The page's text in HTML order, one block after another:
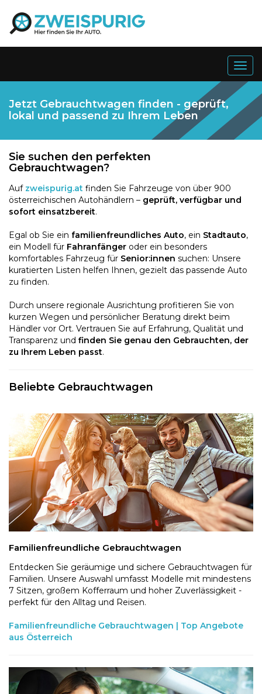
Jetzt Gebrauchtwagen finden - geprüft,
lokal und passend zu Ihrem Leben
Sie suchen den perfekten
Gebrauchtwagen?
Auf zweispurig.at finden Sie Fahrzeuge von über 900
österreichischen Autohändlern – geprüft, verfügbar und
sofort einsatzbereit.
Egal ob Sie ein familienfreundliches Auto, ein Stadtauto,
ein Modell für Fahranfänger oder ein besonders
komfortables Fahrzeug für Senior:innen suchen: Unsere
kuratierten Listen helfen Ihnen, gezielt das passende Auto
zu finden.
Durch unsere regionale Ausrichtung profitieren Sie von
kurzen Wegen und persönlicher Beratung direkt beim
Händler vor Ort. Vertrauen Sie auf Erfahrung, Qualität und
Transparenz und finden Sie genau den Gebrauchten, der
zu Ihrem Leben passt.
Beliebte Gebrauchtwagen
Familienfreundliche Gebrauchtwagen
Entdecken Sie geräumige und sichere Gebrauchtwagen für
Familien. Unsere Auswahl umfasst Modelle mit mindestens
7 Sitzen, großem Kofferraum und hoher Zuverlässigkeit -
perfekt für den Alltag und Reisen.
Familienfreundliche Gebrauchtwagen | Top Angebote
aus Österreich